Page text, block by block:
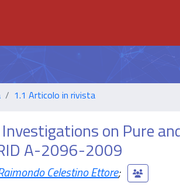
1.1 Articolo in rivista
on Pure
A-2096-2009
Celestino Ettore;